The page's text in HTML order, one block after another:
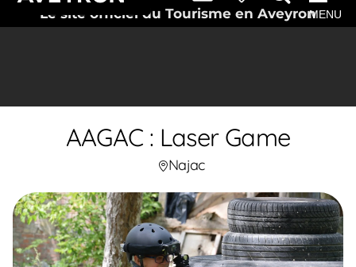
Le site officiel du Tourisme en AveyronMENU
AAGAC : Laser Game
Najac